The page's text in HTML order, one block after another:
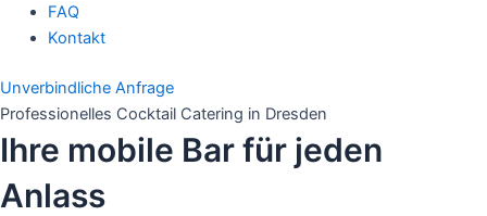
FAQ
Kontakt
Unverbindliche Anfrage
Professionelles Cocktail Catering in Dresden
Ihre mobile Bar für jeden
Anlass